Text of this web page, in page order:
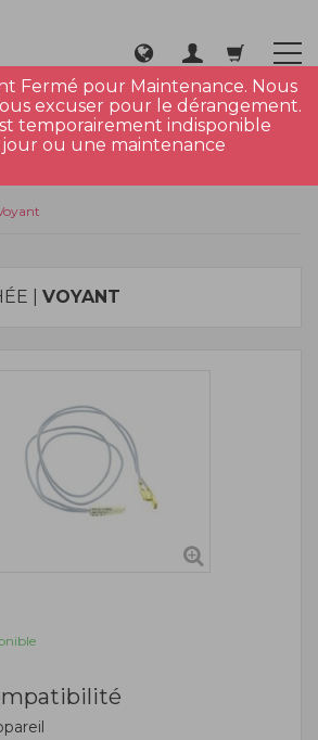
Fermé pour Maintenance. Nous
excuser pour le dérangement.
temporairement indisponible
ou une maintenance
| VOYANT